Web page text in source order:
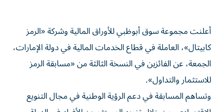
كابيتال»، العاملة في قطاع الخدمات المالية في دولة الإمارات،
الجمعة، عن الفائزين في النسخة الثالثة من «مسابقة الرمز
للاستثمار والتداول».
وتساهم المسابقة في دعم الرؤية الوطنية في مجال التنويع
الاقتصادي، من خلال تزويد المستثمرين الأفراد في الدولة